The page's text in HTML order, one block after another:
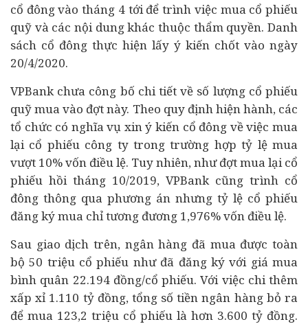
cổ đông vào tháng 4 tới để trình việc mua cổ phiếu
quỹ và các nội dung khác thuộc thẩm quyền. Danh
sách cổ đông thực hiện lấy ý kiến chốt vào ngày
20/4/2020.
VPBank chưa công bố chi tiết về số lượng cổ phiếu
quỹ mua vào đợt này. Theo quy định hiện hành, các
tổ chức có nghĩa vụ xin ý kiến cổ đông về việc mua
lại cổ phiếu công ty trong trường hợp tỷ lệ mua
vượt 10% vốn điều lệ. Tuy nhiên, như đợt mua lại cổ
phiếu hồi tháng 10/2019, VPBank cũng trình cổ
đông thông qua phương án nhưng tỷ lệ cổ phiếu
đăng ký mua chỉ tương đương 1,976% vốn điều lệ.
Sau giao dịch trên, ngân hàng đã mua được toàn
bộ 50 triệu cổ phiếu như đã đăng ký với giá mua
bình quân 22.194 đồng/cổ phiếu. Với việc chi thêm
xấp xỉ 1.110 tỷ đồng, tổng số tiền ngân hàng bỏ ra
để mua 123,2 triệu cổ phiếu là hơn 3.600 tỷ đồng.